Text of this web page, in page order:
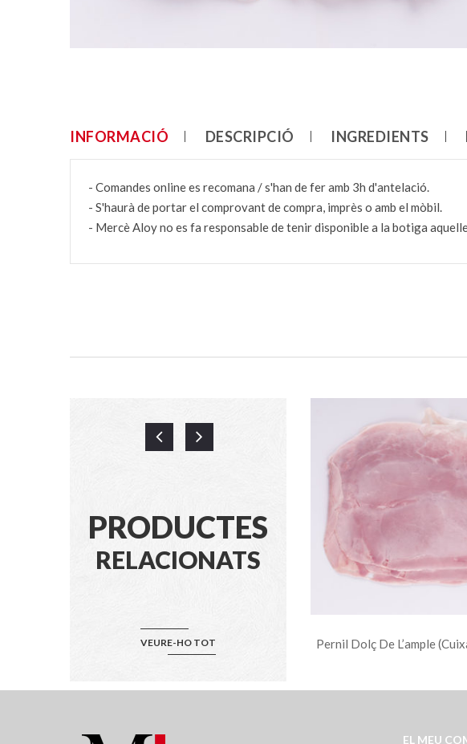
INFORMACIÓ DESCRIPCIÓ INGREDIENTS
- Comandes online es recomana / s'han de fer amb 3h d'antelació.
- S'haurà de portar el comprovant de compra, imprès o amb el mòbil.
- Mercè Aloy no es fa responsable de tenir disponible a la botiga
PRODUCTES
RELACIONATS
VEURE-HO TOT
Llom De Pebre Negre 100 Grs Pernil Dolç De L’ample
EL MEU